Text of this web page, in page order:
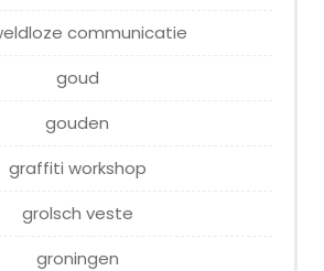
communicatie
goud
gouden
graffiti workshop
grolsch veste
groningen